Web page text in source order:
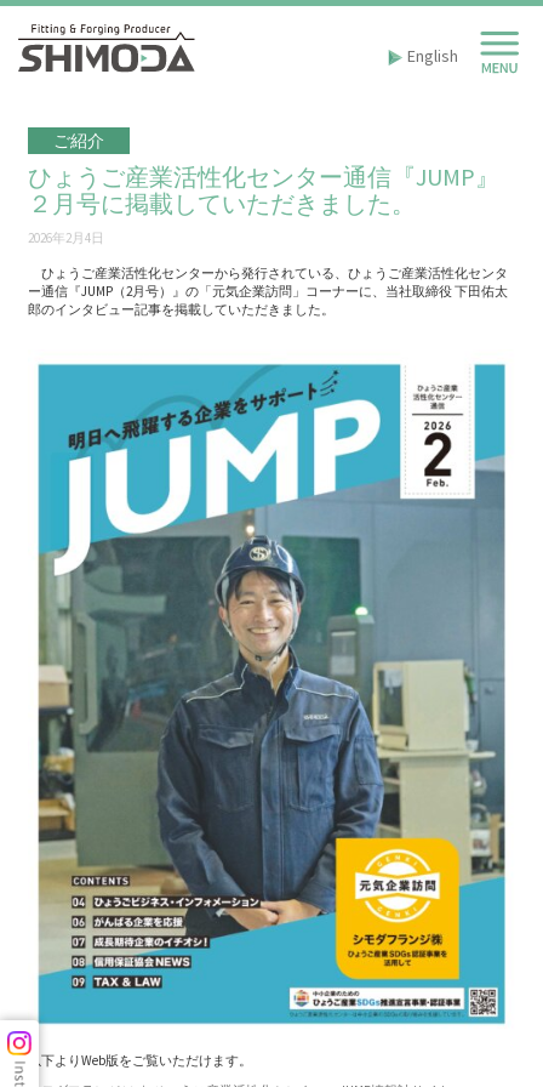
English
ご紹介
ひょうご産業活性化センター通信『JUMP』
２月号に掲載していただきました。
2026年2月4日
ひょうご産業活性化センターから発行されている、ひょうご産業活性化センタ
ー通信『JUMP（2月号）』の「元気企業訪問」コーナーに、当社取締役 下田佑太
郎のインタビュー記事を掲載していただきました。
以下よりWeb版をご覧いただけます。